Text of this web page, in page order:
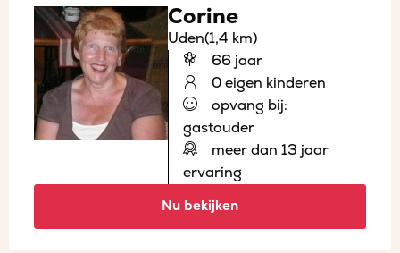
Corine
Uden(1,4 km)
66 jaar
0 eigen kinderen
opvang bij:
gastouder
meer dan 13 jaar
ervaring
Nu bekijken